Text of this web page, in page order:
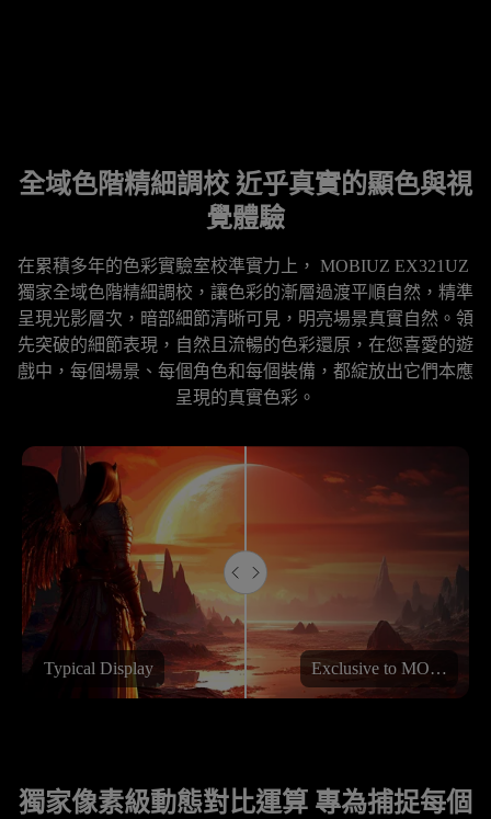
全域色階精細調校 近乎真實的顯色與視
覺體驗
在累積多年的色彩實驗室校準實力上， MOBIUZ EX321UZ
獨家全域色階精細調校，讓色彩的漸層過渡平順自然，精準
呈現光影層次，暗部細節清晰可見，明亮場景真實自然。領
先突破的細節表現，自然且流暢的色彩還原，在您喜愛的遊
戲中，每個場景、每個角色和每個裝備，都綻放出它們本應
Typical Display Exclusive to MOBIUZ
獨家像素級動態對比運算 專為捕捉每個